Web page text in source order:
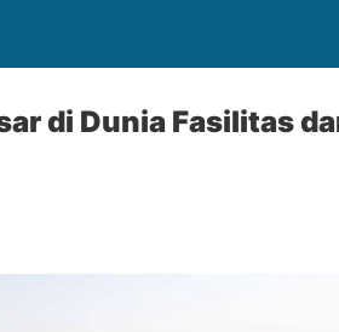
di Dunia Fasilitas